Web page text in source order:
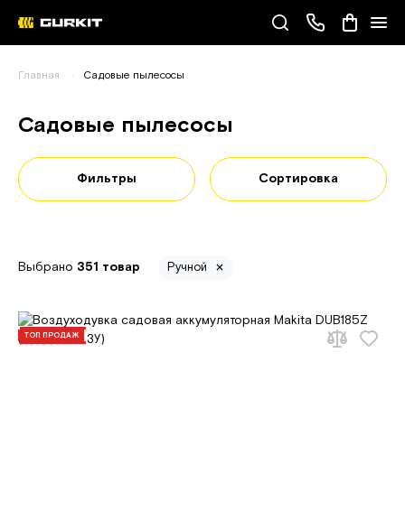
(093) 343-55-55
Главная Садовые пылесосы
Садовые пылесосы
Фильтры Сортировка
Выбрано 351 товар Ручной
ТОП ПРОДАЖ